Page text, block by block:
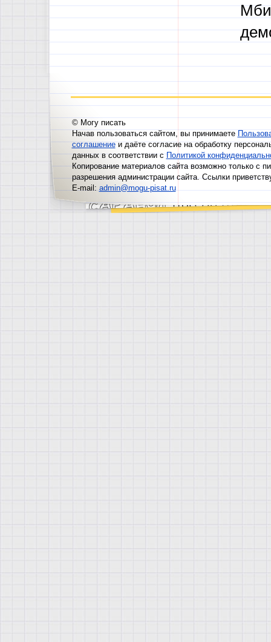
© Могу писать
Начав пользоваться сайтом, вы принимаете
соглашениеи даёте согласие на обработку
данных в соответствии сПолитикой
Копирование материалов сайта возможно только с
разрешения администрации сайта. Ссылки
E-mail:admin@mogu-pisat.ru